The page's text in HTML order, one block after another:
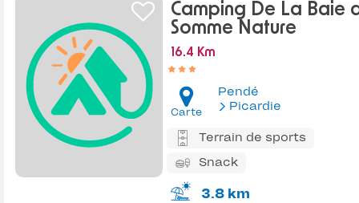
Camping De La Baie
Somme Nature
16.4 Km
Carte
Pendé
Picardie
Terrain de sports
Snack
3.8 km